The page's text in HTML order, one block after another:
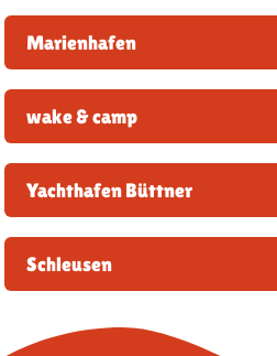
Marienhafen
wake & camp
Yachthafen Büttner
Schleusen